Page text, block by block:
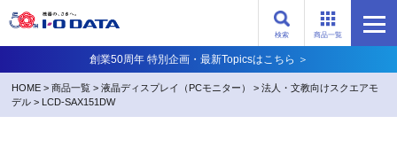
検索 商品一覧
創業50周年 特別企画・最新Topicsはこちら ＞
HOME >商品一覧 >液晶ディスプレイ（PCモニター） >法人・文教向けスクエアモ
デル > LCD-SAX151DW